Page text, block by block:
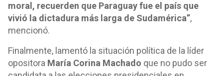
moral, recuerden que Paraguay fue el país que
vivió la dictadura más larga de Sudamérica”,
mencionó.
Finalmente, lamentó la situación política de la líder
opositora María Corina Machado que no pudo ser